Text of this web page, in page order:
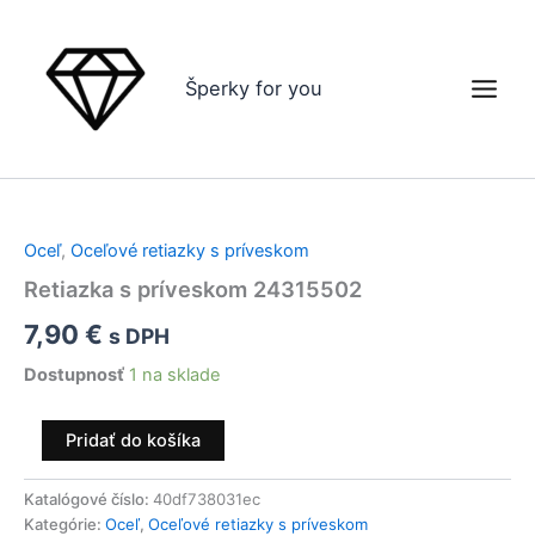
obsah
Šperky for you
Oceľ, Oceľové retiazky s príveskom
Retiazka s príveskom 24315502
7,90 € s DPH
Dostupnosť 1 na sklade
príveskom
24315502
Pridať do košíka
Katalógové číslo: 40df738031ec
Kategórie: Oceľ, Oceľové retiazky s príveskom